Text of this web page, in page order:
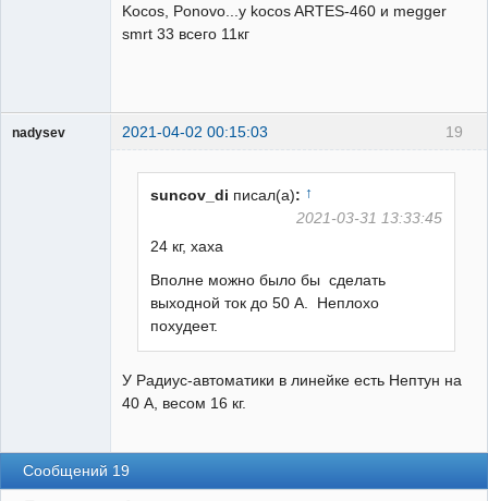
Kocos, Ponovo...у kocos ARTES-460 и megger
smrt 33 всего 11кг
19
nadysev 2021-04-02 00:15:03
suncov_di писал(а): ↑
2021-03-31 13:33:45
24 кг, хаха
Вполне можно было бы сделать
выходной ток до 50 А. Неплохо
похудеет.
У Радиус-автоматики в линейке есть Нептун на
40 А, весом 16 кг.
Сообщений 19